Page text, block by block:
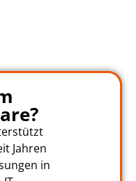
Jahren
in